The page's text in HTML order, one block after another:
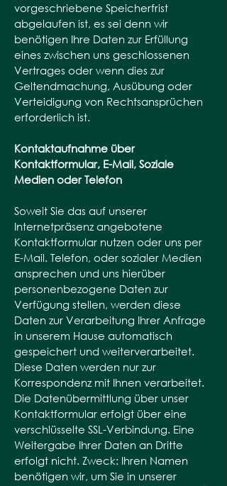
vorgeschriebene Speicherfrist
abgelaufen ist, es sei denn wir
benötigen Ihre Daten zur Erfüllung
eines zwischen uns geschlossenen
Vertrages oder wenn dies zur
Geltendmachung, Ausübung oder
Verteidigung von Rechtsansprüchen
erforderlich ist.
Kontaktaufnahme über
Kontaktformular, E-Mail, Soziale
Medien oder Telefon
Soweit Sie das auf unserer
Internetpräsenz angebotene
Kontaktformular nutzen oder uns per
E-Mail. Telefon, oder sozialer Medien
ansprechen und uns hierüber
personenbezogene Daten zur
Verfügung stellen, werden diese
Daten zur Verarbeitung Ihrer Anfrage
in unserem Hause automatisch
gespeichert und weiterverarbeitet.
Diese Daten werden nur zur
Korrespondenz mit Ihnen verarbeitet.
Die Datenübermittlung über unser
Kontaktformular erfolgt über eine
verschlüsselte SSL-Verbindung. Eine
Weitergabe Ihrer Daten an Dritte
erfolgt nicht. Zweck: Ihren Namen
benötigen wir, um Sie in unserer